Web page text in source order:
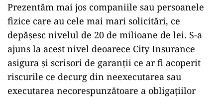
Prezentăm mai jos companiile sau persoanele
fizice care au cele mai mari solicitări, ce
depășesc nivelul de 20 de milioane de lei. S-a
ajuns la acest nivel deoarece City Insurance
asigura și scrisori de garanţii ce ar fi acoperit
riscurile ce decurg din neexecutarea sau
executarea necorespunzătoare a obligaţiilor